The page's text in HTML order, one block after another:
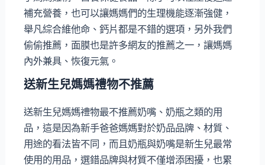
補充營養，也可以讓媽媽們的生理機能逐漸強健，
舉凡綜合維他命、鈣片都是不錯的選項，另外我們
偷偷推薦，面膜也是許多網友的推薦之一，讓媽媽
內外兼具、恢復元氣。
送新生兒媽媽禮物不推薦
送新生兒媽媽禮物最不推薦奶嘴、奶瓶之類的用
品，這是因為新手爸爸媽媽對於奶品品牌、材質、
用途的看法皆不同，而且奶瓶與奶嘴是新生兒最常
使用的用品，選錯品牌與材質不僅增添困擾，也累